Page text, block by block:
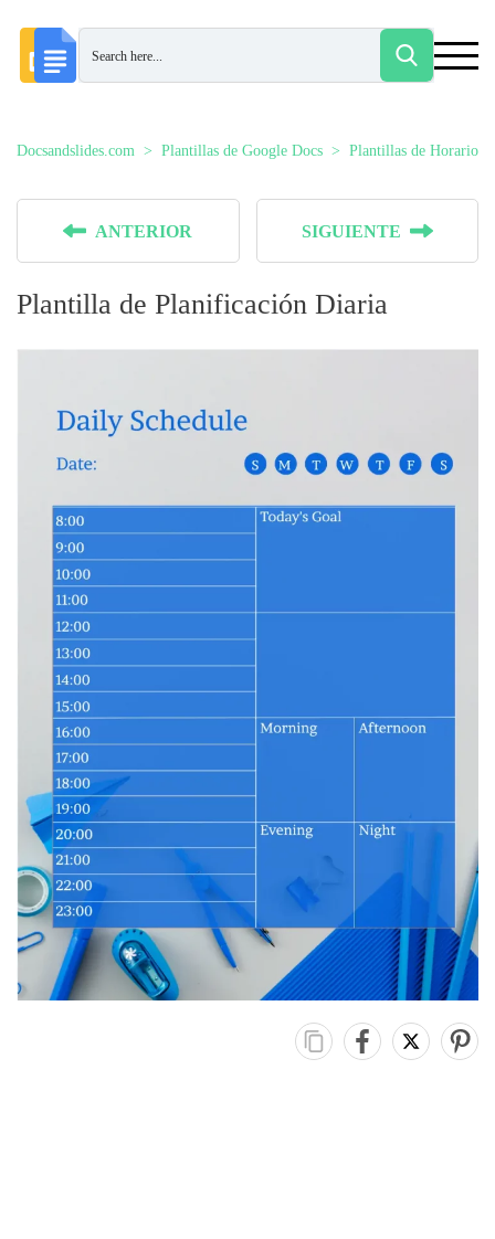
Docsandslides.com Plantillas de Google Docs Plantillas de Horarios
ANTERIOR SIGUIENTE
Plantilla de Planificación Diaria